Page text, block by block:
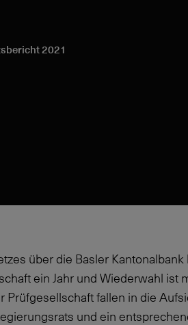
2021
über die Basler Kantonalbank
ein Jahr und Wiederwahl ist
Prüfgesellschaft fallen in die
und ein